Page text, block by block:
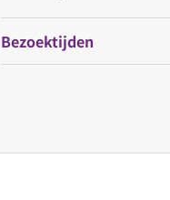
Bezoektijden